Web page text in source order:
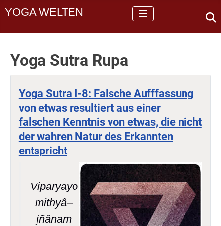
YOGA WELTEN
Yoga Sutra Rupa
Yoga Sutra I-8: Falsche Aufffassung
von etwas resultiert aus einer
falschen Kenntnis von etwas, die nicht
der wahren Natur des Erkannten
entspricht
Viparyayo
mithyâ–
jñânam